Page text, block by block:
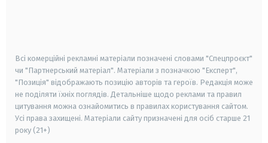
Всі комерційні рекламні матеріали позначені словами "Спецпроєкт"
чи "Партнерський матеріал". Матеріали з позначкою "Експерт",
"Позиція" відображають позицію авторів та героїв. Редакція може
не поділяти їхніх поглядів. Детальніше щодо реклами та правил
цитування можна ознайомитись в правилах користування сайтом.
Усі права захищені. Матеріали сайту призначені для осіб старше 21
року (21+)